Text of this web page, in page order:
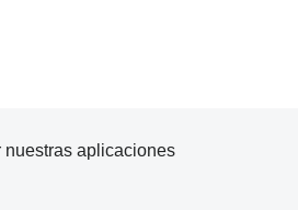
nuestras aplicaciones